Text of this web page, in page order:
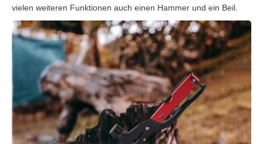
vielen weiteren Funktionen auch einen Hammer und ein Beil.